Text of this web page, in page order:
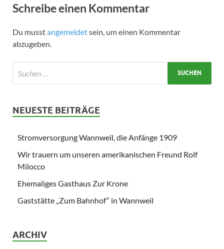
Schreibe einen Kommentar
Du musstangemeldetsein, um einen Kommentar
abzugeben.
NEUESTE BEITRÄGE
Stromversorgung Wannweil, die Anfänge 1909
Wir trauern um unseren amerikanischen Freund Rolf
Milocco
Ehemaliges Gasthaus Zur Krone
Gaststätte „Zum Bahnhof“ in Wannweil
ARCHIV